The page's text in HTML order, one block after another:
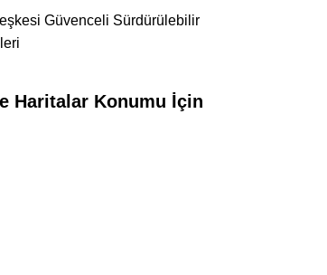
Güvenceli Sürdürülebilir
Haritalar Konumu İçin